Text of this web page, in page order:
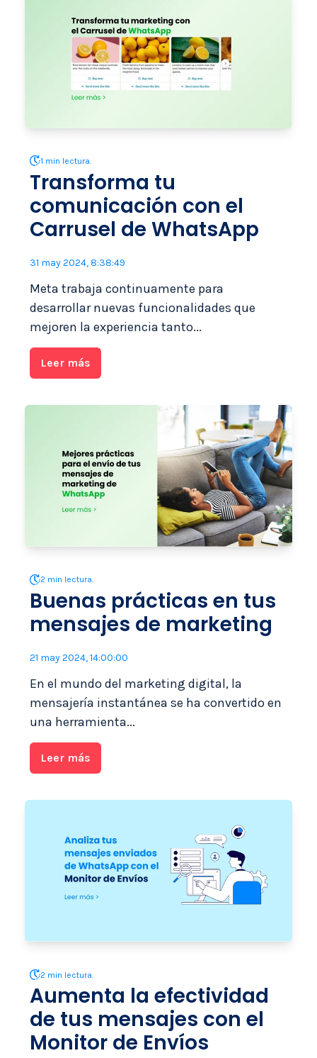
1 min lectura.
Transforma tu
comunicación con el
Carrusel de WhatsApp
31 may 2024, 8:38:49
Meta trabaja continuamente para
desarrollar nuevas funcionalidades que
mejoren la experiencia tanto...
Leer más
2 min lectura.
Buenas prácticas en tus
mensajes de marketing
21 may 2024, 14:00:00
En el mundo del marketing digital, la
mensajería instantánea se ha convertido en
una herramienta...
Leer más
2 min lectura.
Aumenta la efectividad
de tus mensajes con el
Monitor de Envíos